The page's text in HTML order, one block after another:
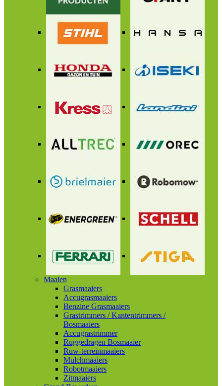
Maaien
Grasmaaiers
Accugrasmaaiers
Benzine Grasmaaiers
Grastrimmers / Kantentrimmers /
Bosmaaiers
Accugrastrimmer
Ruggedragen Bosmaaier
Ruw-terreinmaaiers
Mulchmaaiers
Robotmaaiers
Zitmaaiers